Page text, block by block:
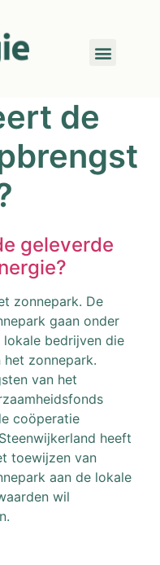
de
geleverde
zonnepark. De
gaan onder
lokale bedrijven die
zonnepark.
van het
coöperatie
heeft
toewijzen van
aan de lokale
wil